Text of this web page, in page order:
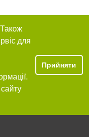
для
Прийняти